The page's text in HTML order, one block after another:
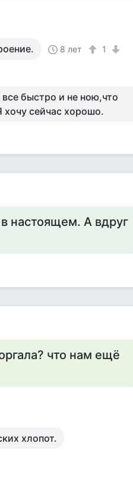
8 лет 1
быстро и не ною,что
хочу сейчас хорошо.
настоящем. А вдруг
что нам ещё
хлопот.